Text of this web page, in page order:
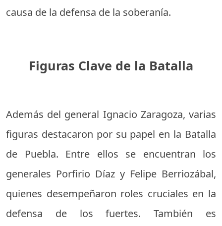
causa de la defensa de la soberanía.
Figuras Clave de la Batalla
Además del general Ignacio Zaragoza, varias
figuras destacaron por su papel en la Batalla
de Puebla. Entre ellos se encuentran los
generales Porfirio Díaz y Felipe Berriozábal,
quienes desempeñaron roles cruciales en la
defensa de los fuertes. También es